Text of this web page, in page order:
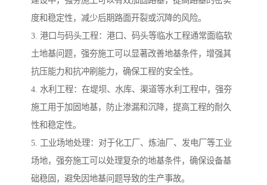
度和稳定性，减少后期路面开裂或沉降的风险。
3. 港口与码头工程：港口、码头等临水工程通常面临软
土地基问题，强夯施工可以显著改善地基条件，增强其
抗压能力和抗冲刷能力，确保工程的安全性。
4. 水利工程：在堤坝、水库、渠道等水利工程中，强夯
施工用于加固地基，防止渗漏和沉降，提高工程的耐久
性和稳定性。
5. 工业场地处理：对于化工厂、炼油厂、发电厂等工业
场地，强夯施工可以处理复杂的地基条件，确保设备基
础稳固，避免因地基问题导致的生产事故。